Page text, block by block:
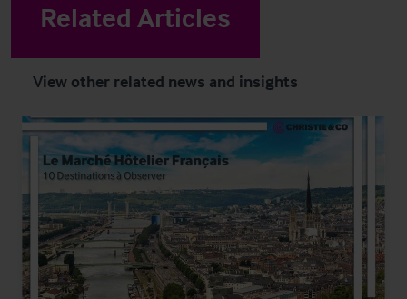
Related Articles
View other related news and insights